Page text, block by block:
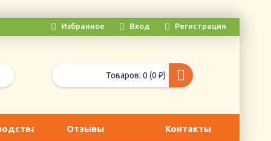
Избранное Вход Регистрация
Товаров: 0 (0 ₽)
Отзывы Контакты